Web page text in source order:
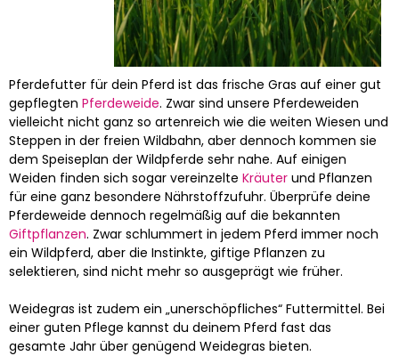
Pferdefutter für dein Pferd ist das frische Gras auf einer gut
gepflegten Pferdeweide. Zwar sind unsere Pferdeweiden
vielleicht nicht ganz so artenreich wie die weiten Wiesen und
Steppen in der freien Wildbahn, aber dennoch kommen sie
dem Speiseplan der Wildpferde sehr nahe. Auf einigen
Weiden finden sich sogar vereinzelte Kräuter und Pflanzen
für eine ganz besondere Nährstoffzufuhr. Überprüfe deine
Pferdeweide dennoch regelmäßig auf die bekannten
Giftpflanzen. Zwar schlummert in jedem Pferd immer noch
ein Wildpferd, aber die Instinkte, giftige Pflanzen zu
selektieren, sind nicht mehr so ausgeprägt wie früher.
Weidegras ist zudem ein „unerschöpfliches“ Futtermittel. Bei
einer guten Pflege kannst du deinem Pferd fast das
gesamte Jahr über genügend Weidegras bieten.